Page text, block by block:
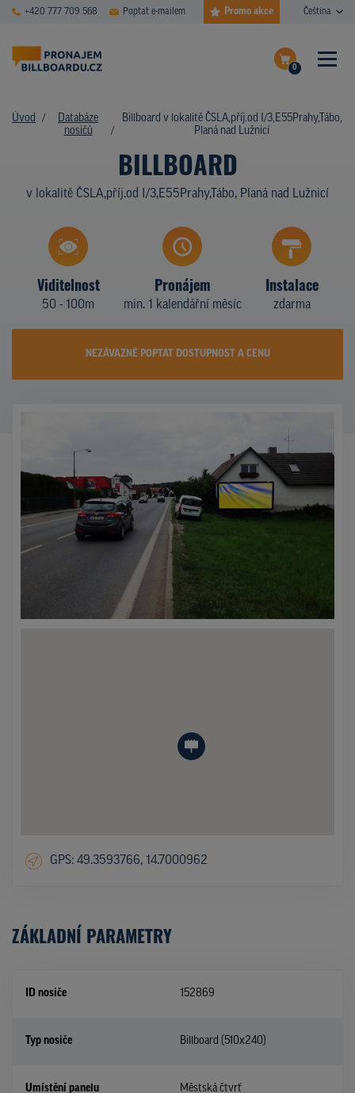
+420 777 709 568 Poptat e-mailem Promo akce Čeština
0
Dokončit poptávku
ČASTÉ DOTAZY
PLOCHY V AKCI
TYPY NOSIČŮ
Z PRAXE
Úvod
Databáze
nosičů
Billboard v lokalitě ČSLA,příj.od I/3,E55Prahy,Tábo,
Planá nad Lužnicí
BILLBOARD
v lokalitě ČSLA,příj.od I/3,E55Prahy,Tábo, Planá nad Lužnicí
Viditelnost
50 - 100m
Pronájem
min. 1 kalendářní měsíc
Instalace
zdarma
NEZÁVAZNĚ POPTAT DOSTUPNOST A CENU
GPS: 49.3593766, 14.7000962
ZÁKLADNÍ PARAMETRY
ID nosiče 152869
Typ nosiče Billboard (510x240)
Umístění panelu Městská čtvrť